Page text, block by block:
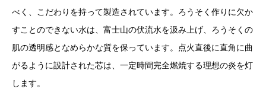
べく、こだわりを持って製造されています。ろうそく作りに欠か
すことのできない水は、富士山の伏流水を汲み上げ、ろうそくの
肌の透明感となめらかな質を保っています。点火直後に直角に曲
がるように設計された芯は、一定時間完全燃焼する理想の炎を灯
します。